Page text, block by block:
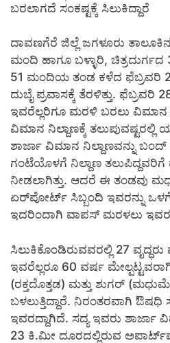
ಬರಲಾಗದೆ ಸಂಕಷ್ಟಕ್ಕೆ ಸಿಲುಕಿದ್ದಾರೆ
ದಾವಣಗೆರೆ ಜಿಲ್ಲೆ ಜಗಳೂರು
ಮಂದಿ ಹಾಗೂ ಬಳ್ಳಾರಿ, ಚಿತ್ರದುರ್ಗದ
51 ಮಂದಿಯ ತಂಡ ಕಳೆದ ಫೆಬ್ರವರಿ
ದುಬೈ ಪ್ರವಾಸಕ್ಕೆ ತೆರಳಿತ್ತು. ಫೆಬ್ರವರಿ
ಇವರೆಲ್ಲರಿಗೂ ಮರಳಿ ಬರಲು ವಿಮಾನ
ವಿಮಾನ ನಿಲ್ದಾಣಕ್ಕೆ ತಲುಪುವಷ್ಟರಲ್ಲಿ
ಶಾರ್ಜಾ ವಿಮಾನ ನಿಲ್ದಾಣವನ್ನು ಬಂದ್
ಗಂಟೆಯೊಳಗೆ ನಿಲ್ದಾಣ ತಲುಪಿದ್ದವರಿಗೆ
ನೀಡಲಾಗಿತ್ತು. ಆದರೆ ಈ ತಂಡವು
ಏರ್‌ಪೋರ್ಟ್ ಸಿಬ್ಬಂದಿ ಇವರನ್ನು ಒಳಗೆ
ಇದರಿಂದಾಗಿ ವಾಪಸ್ ಮರಳಲು
ಸಿಲುಕಿಕೊಂಡಿರುವವರಲ್ಲಿ 27 ವೃದ್ಧರು
ಇವರೆಲ್ಲರೂ 60 ವರ್ಷ
(ರಕ್ತದೊತ್ತಡ) ಮತ್ತು ಶುಗರ್
ಬಳಲುತ್ತಿದ್ದಾರೆ. ನಿರಂತರವಾಗಿ
ಇವರದ್ದಾಗಿದೆ. ಸದ್ಯ ಇವರು ಶಾರ್ಜಾ
23 ಕಿ.ಮೀ ದೂರದಲ್ಲಿರುವ